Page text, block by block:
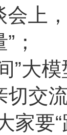
上
；
”大
交
家